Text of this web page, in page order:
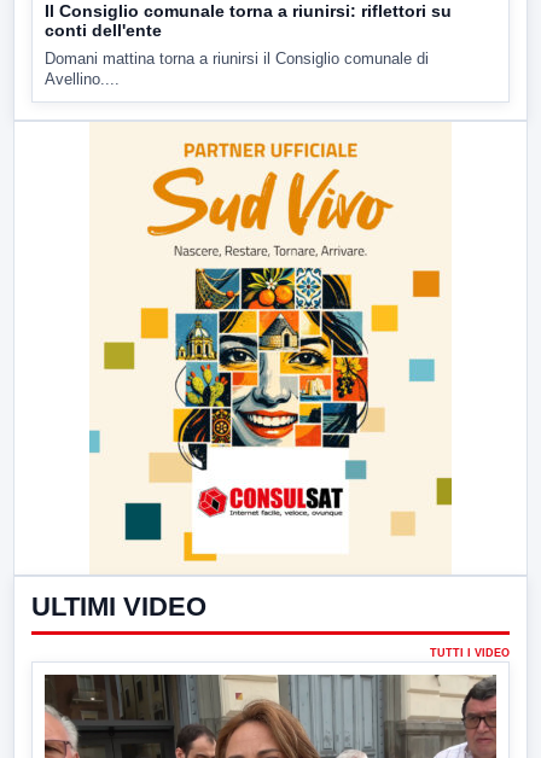
Il Consiglio comunale torna a riunirsi: riflettori su
conti dell'ente
Domani mattina torna a riunirsi il Consiglio comunale di
Avellino....
ULTIMI VIDEO
TUTTI I VIDEO